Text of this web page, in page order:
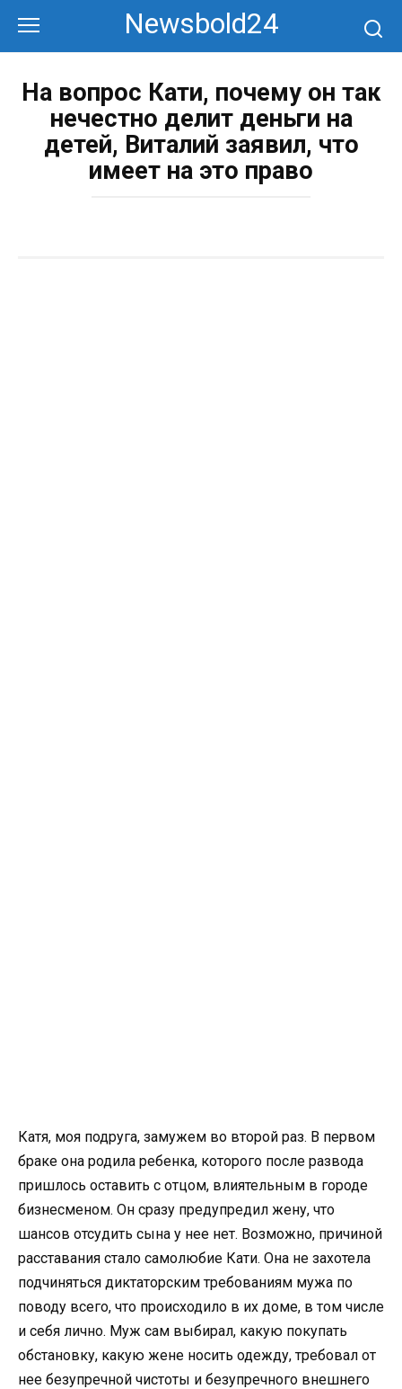
контенту
Newsbold24
На вопрос Кати, почему он так
нечестно делит деньги на
детей, Виталий заявил, что
имеет на это право
Катя, моя подруга, замужем во второй раз. В первом
браке она родила ребенка, которого после развода
пришлось оставить с отцом, влиятельным в городе
бизнесменом. Он сразу предупредил жену, что
шансов отсудить сына у нее нет. Возможно, причиной
расставания стало самолюбие Кати. Она не захотела
подчиняться диктаторским требованиям мужа по
поводу всего, что происходило в их доме, в том числе
и себя лично. Муж сам выбирал, какую покупать
обстановку, какую жене носить одежду, требовал от
нее безупречной чистоты и безупречного внешнего